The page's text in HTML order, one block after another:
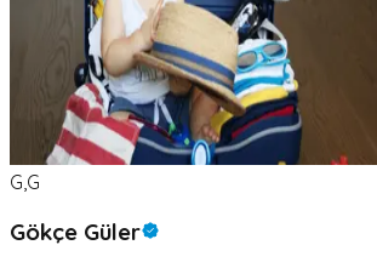
G,G
Gökçe Güler